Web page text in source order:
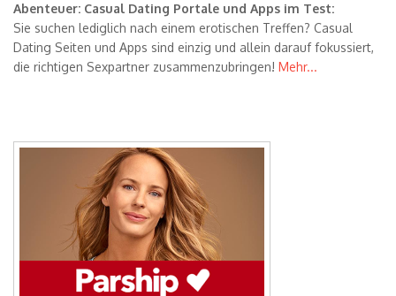
Abenteuer: Casual Dating Portale und Apps im Test:
Sie suchen lediglich nach einem erotischen Treffen? Casual
Dating Seiten und Apps sind einzig und allein darauf fokussiert,
die richtigen Sexpartner zusammenzubringen! Mehr...